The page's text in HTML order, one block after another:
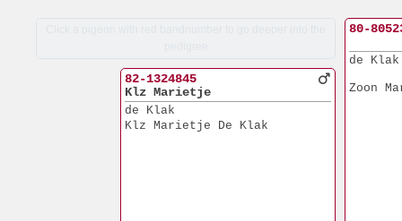
82-1324845
Klz Marietje
de Klak
Klz Marietje De Klak
80-
de Klak
Zoon